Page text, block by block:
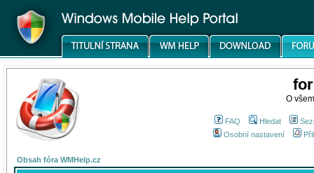
O
FAQ Hledat
Osobní nastavení
Obsah fóra WMHelp.cz